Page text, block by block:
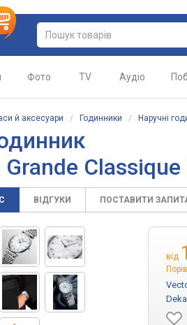
Фото TV Аудіо
й аксесуари / Годинники / Наручні
ВІДГУКИ ПОСТАВИТИ
від